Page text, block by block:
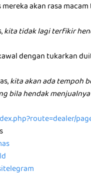
akan rasa
kita tidak lagi terfikir
dengan tukarkan
kita akan ada tempoh
bila hendak